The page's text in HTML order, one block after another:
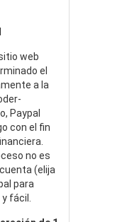
web
el
a la
Paypal
con el fin
no es
(elija
para
fácil.